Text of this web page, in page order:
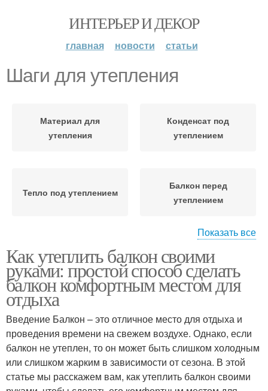
ИНТЕРЬЕР И ДЕКОР
главная новости статьи
Шаги для утепления
Материал для
утепления
Конденсат под
утеплением
Тепло под утеплением
Балкон перед
утеплением
утепления
Балкон для утепления
Проблемы с
утеплением
Показать все
Как утеплить балкон своими
руками: простой способ сделать
балкон комфортным местом для
отдыха
Введение Балкон – это отличное место для отдыха и
проведения времени на свежем воздухе. Однако, если
балкон не утеплен, то он может быть слишком холодным
или слишком жарким в зависимости от сезона. В этой
статье мы расскажем вам, как утеплить балкон своими